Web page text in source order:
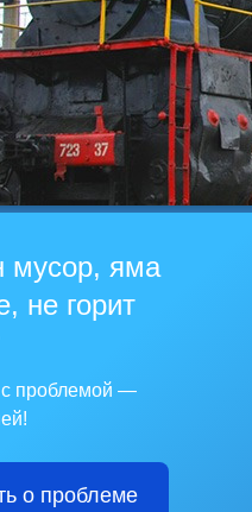
мусор, яма
не горит
с проблемой —
о проблеме